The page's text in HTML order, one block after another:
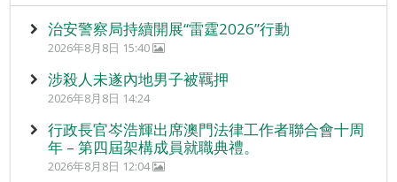
治安警察局持續開展“雷霆2026”行動
2026年8月8日 15:40
涉殺人未遂內地男子被羈押
2026年8月8日 14:24
行政長官岑浩輝出席澳門法律工作者聯合會十周
年 – 第四屆架構成員就職典禮。
2026年8月8日 12:04